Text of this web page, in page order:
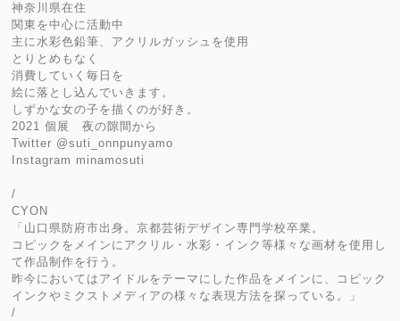
神奈川県在住
関東を中心に活動中
主に水彩色鉛筆、アクリルガッシュを使用
とりとめもなく
消費していく毎日を
絵に落とし込んでいきます。
しずかな女の子を描くのが好き。
2021 個展 夜の隙間から
Twitter @suti_onnpunyamo
Instagram minamosuti
/
CYON
「山口県防府市出身。京都芸術デザイン専門学校卒業。
コピックをメインにアクリル・水彩・インク等様々な画材を使用し
て作品制作を行う。
昨今においてはアイドルをテーマにした作品をメインに、コピック
インクやミクストメディアの様々な表現方法を探っている。」
/